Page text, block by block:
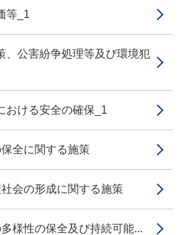
等_1
公害紛争処理等及び環境犯
ける安全の確保_1
全に関する施策
会の形成に関する施策
様性の保全及び持続可能...